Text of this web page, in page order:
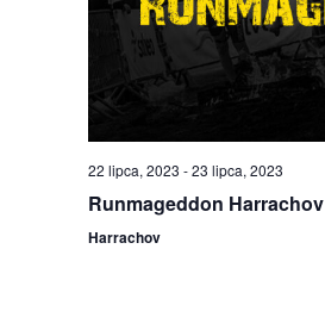
22 lipca, 2023 -23 lipca, 2023
Runmageddon Harrachov
Harrachov